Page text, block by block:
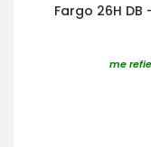
Fargo 26H
me